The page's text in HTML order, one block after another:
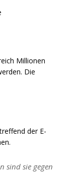
Millionen
Die
der E-
sind sie gegen